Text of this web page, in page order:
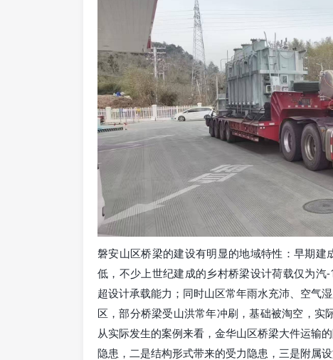
磐安山区桥梁的建设有明显的地域特性：早期
低，不少上世纪建成的乡村桥梁设计荷载仅为
超设计承载能力；同时山区常年雨水充沛、空气
区，部分桥梁受山洪常年冲刷，基础被淘空，实
从实际发生的案例来看，金华山区桥梁大件运输
隐患，二是结构形式带来的受力隐患，三是附属